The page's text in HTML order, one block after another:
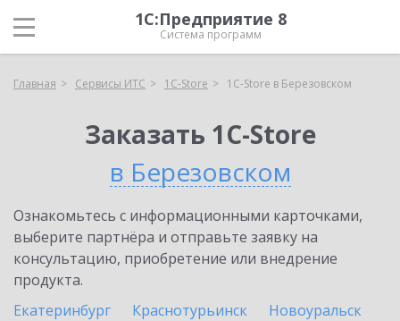
1С:Предприятие 8
Система программ
Главная Сервисы ИТС 1C-Store 1C-Store в Березовском
Заказать 1C-Store
в Березовском
Ознакомьтесь с информационными карточками,
выберите партнёра и отправьте заявку на
консультацию, приобретение или внедрение
продукта.
Екатеринбург
Краснотурьинск
Новоуральск